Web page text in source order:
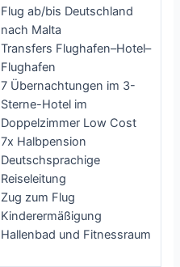
Flug ab/bis Deutschland
nach Malta
Transfers Flughafen–Hotel–
Flughafen
7 Übernachtungen im 3-
Sterne-Hotel im
Doppelzimmer Low Cost
7x Halbpension
Deutschsprachige
Reiseleitung
Zug zum Flug
Kinderermäßigung
Hallenbad und Fitnessraum